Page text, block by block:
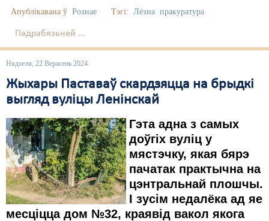
Апублікавана ў Рознае Тэгі: Лёзна пракуратура
Падрабязьней ...
Нядзеля, 22 Верасень 2024
Жыхары Паставаў скардзяцца на брыдкі
выгляд вуліцы Ленінскай
Гэта адна з самых
доўгіх вуліц у
мястэчку, якая бярэ
пачатак практычна на
цэнтральнай плошчы.
І зусім недалёка ад яе
месціцца дом №32, краявід вакол якога